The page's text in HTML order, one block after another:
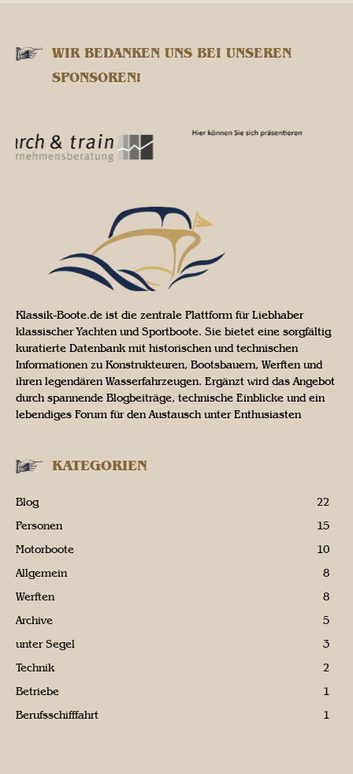
WIR BEDANKEN UNS BEI UNSEREN
SPONSOREN!
Klassik-Boote.de ist die zentrale Plattform für Liebhaber
klassischer Yachten und Sportboote. Sie bietet eine sorgfältig
kuratierte Datenbank mit historischen und technischen
Informationen zu Konstrukteuren, Bootsbauern, Werften und
ihren legendären Wasserfahrzeugen. Ergänzt wird das Angebot
durch spannende Blogbeiträge, technische Einblicke und ein
lebendiges Forum für den Austausch unter Enthusiasten
KATEGORIEN
Blog
22
Personen
15
Motorboote
10
Allgemein
8
Werften
8
Archive
5
unter Segel
3
Technik
2
Betriebe
1
Berufsschifffahrt
1